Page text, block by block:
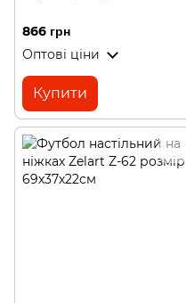
866 грн
Оптові ціни
Купити